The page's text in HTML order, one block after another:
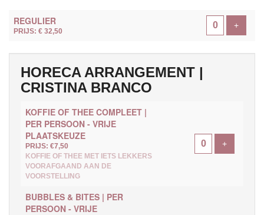
REGULIER
PRIJS: € 32,50
+Voeg
HORECA ARRANGEMENT |
CRISTINA BRANCO
KOFFIE OF THEE COMPLEET |
PER PERSOON - VRIJE
PLAATSKEUZE
PRIJS: €7,50
KOFFIE OF THEE MET IETS LEKKERS
VOORAFGAAND AAN DE
VOORSTELLING
+Voeg
BUBBLES & BITES | PER
PERSOON - VRIJE